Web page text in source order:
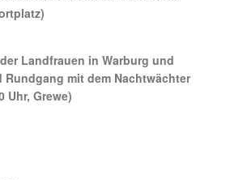
Landfrauen in Warburg und
Rundgang mit dem Nachtwächter
Uhr, Grewe)